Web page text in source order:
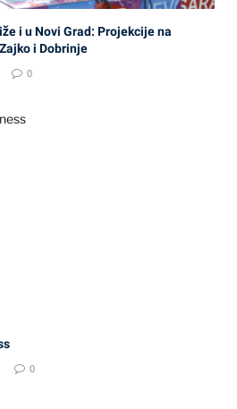
i u Novi Grad: Projekcije na
i Dobrinje
0
0